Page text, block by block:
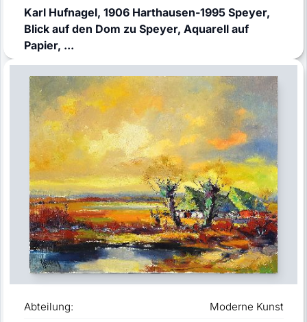
Karl Hufnagel, 1906 Harthausen-1995 Speyer,
Blick auf den Dom zu Speyer, Aquarell auf
Papier, ...
Abteilung:
Moderne Kunst